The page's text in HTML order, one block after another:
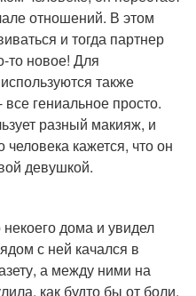
отношений. В этом
и тогда партнер
то новое! Для
также
гениальное просто.
разный макияж, и
кажется, что он
девушкой.
дома и увидел
с ней качался в
а между ними на
как будто бы от боли.